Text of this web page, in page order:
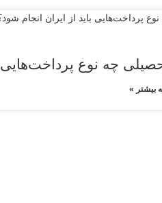
چه نوع پرداخت‌هایی
بیشتر »